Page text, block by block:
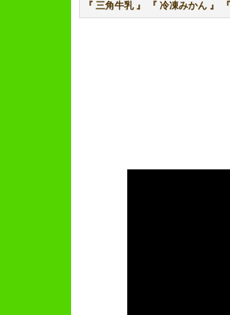
『 三角牛乳』 『 冷凍みかん 』 『